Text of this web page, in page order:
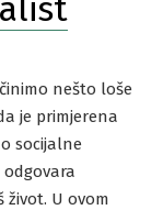
nešto loše
je primjerena
socijalne
U ovom